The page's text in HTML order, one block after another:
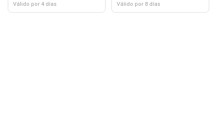
Válido por 4 días Válido por 8 días